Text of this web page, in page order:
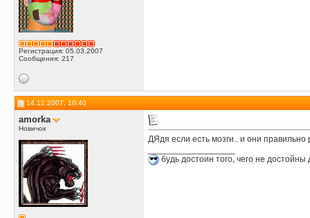
Регистрация: 05.03.2007
Сообщения: 217
14.12.2007, 10:40
amorka
Новичок
ДЯдя если есть мозги.. и они
будь достоин того, чего не достойны